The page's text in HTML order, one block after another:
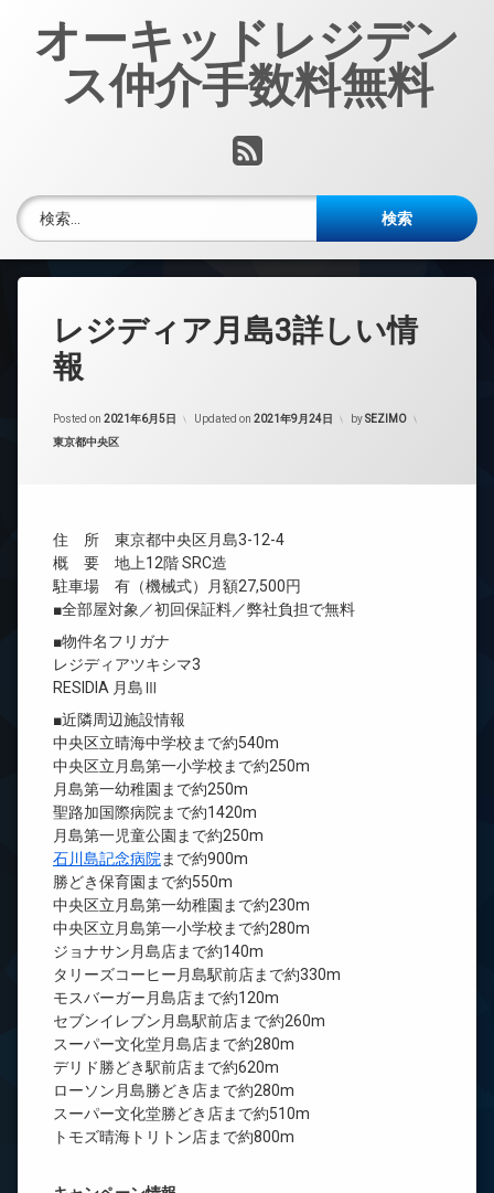
オーキッドレジデン
ス仲介手数料無料
RSS
検索:
レジディア月島3詳しい情
報
Posted on 2021年6月5日 Updated on 2021年9月24日 bySEZIMO
カテゴリー:
東京都中央区
住 所 東京都中央区月島3-12-4
概 要 地上12階 SRC造
駐車場 有（機械式）月額27,500円
■全部屋対象／初回保証料／弊社負担で無料
■物件名フリガナ
レジディアツキシマ3
RESIDIA 月島Ⅲ
■近隣周辺施設情報
中央区立晴海中学校まで約540m
中央区立月島第一小学校まで約250m
月島第一幼稚園まで約250m
聖路加国際病院まで約1420m
月島第一児童公園まで約250m
石川島記念病院 まで約900m
勝どき保育園まで約550m
中央区立月島第一幼稚園まで約230m
中央区立月島第一小学校まで約280m
ジョナサン月島店まで約140m
タリーズコーヒー月島駅前店まで約330m
モスバーガー月島店まで約120m
セブンイレブン月島駅前店まで約260m
スーパー文化堂月島店まで約280m
デリド勝どき駅前店まで約620m
ローソン月島勝どき店まで約280m
スーパー文化堂勝どき店まで約510m
トモズ晴海トリトン店まで約800m